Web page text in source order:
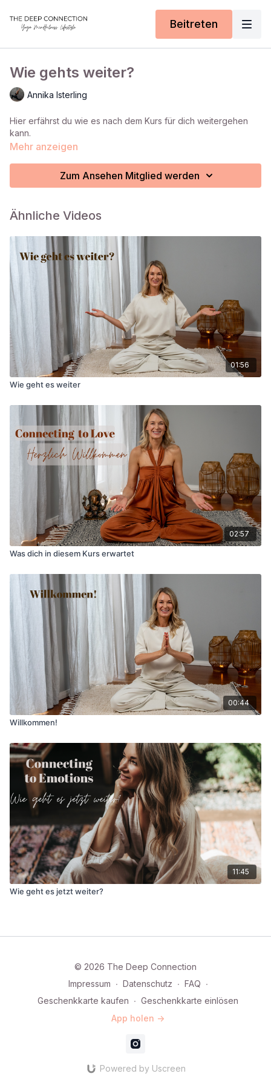
Beitreten
Wie gehts weiter?
Annika Isterling
Hier erfährst du wie es nach dem Kurs für dich weitergehen
kann.
Mehr anzeigen
Zum Ansehen Mitglied werden
Ähnliche Videos
01:56
Wie geht es weiter
02:57
Was dich in diesem Kurs erwartet
00:44
Willkommen!
11:45
Wie geht es jetzt weiter?
© 2026 The Deep Connection
Impressum ∙ Datenschutz ∙ FAQ ∙
Geschenkkarte kaufen ∙ Geschenkkarte einlösen
App holen ->
Powered by Uscreen